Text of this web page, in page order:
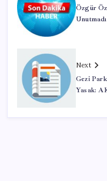
Özgür
Next
Gezi
Yasak: